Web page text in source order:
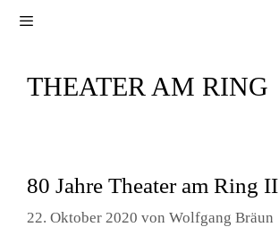
THEATER AM RING
80 Jahre Theater am Ring II
22. Oktober 2020 von Wolfgang Bräun